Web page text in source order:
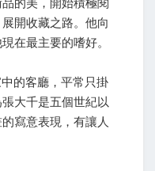
的美，開始積極閱
開收藏之路。他向
在最主要的嗜好。
的客廳，平常只掛
大千是五個世紀以
寫意表現，有讓人